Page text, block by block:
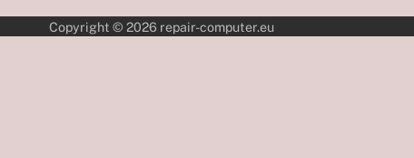
Copyright © 2026 repair-computer.eu